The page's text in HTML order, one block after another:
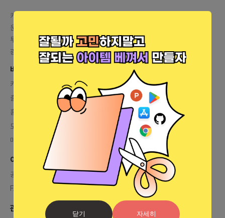
닫기 자세히
카톡 문의
운영자 상담
투자플랫폼 문의
help@letspl.me
광고 문의
매체소개서 다운로드
바로가기
커피챗
출시
홈
모임
매거진
이용안내
공지사항
FAQ
관련 사이트